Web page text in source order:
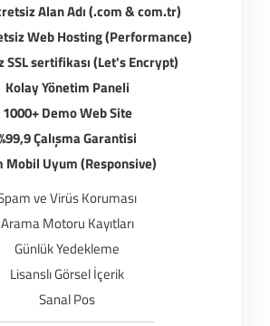
Alan Adı (.com & com.tr)
Web Hosting (Performance)
SSL sertifikası (Let's Encrypt)
Kolay Yönetim Paneli
1000+ Demo Web Site
Çalışma Garantisi
Mobil Uyum (Responsive)
ve Virüs Koruması
Arama Motoru Kayıtları
Günlük Yedekleme
Lisanslı Görsel İçerik
Sanal Pos